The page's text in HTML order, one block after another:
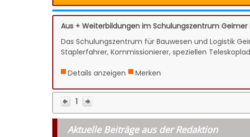
Aus + Weiterbildungen im Schulungszentrum Geimer
Das Schulungszentrum für Bauwesen und Logistik
Staplerfahrer, Kommissionierer, speziellen
Details anzeigen Merken
1
Aktuelle Beiträge aus der Redaktion